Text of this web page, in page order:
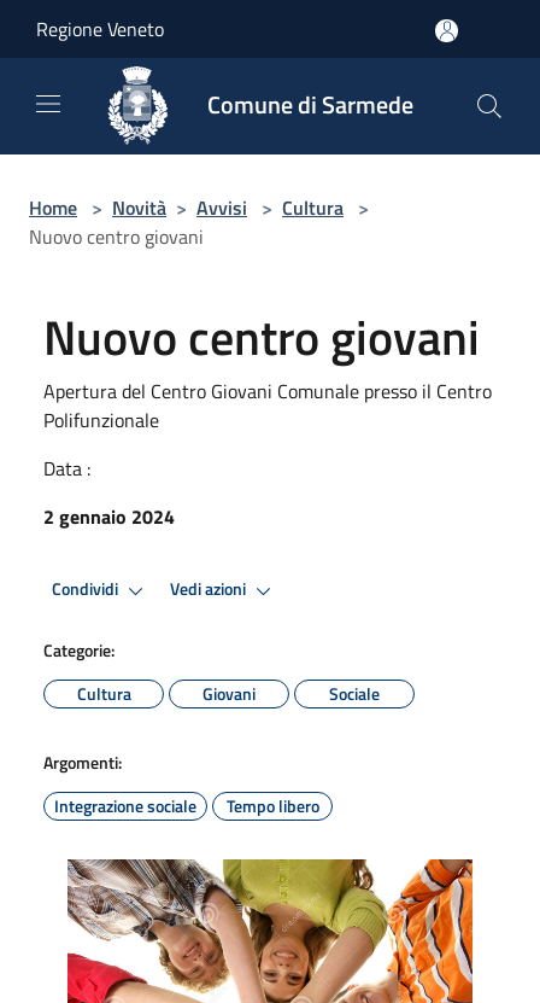
Regione Veneto
Comune di Sarmede
Home > Novità > Avvisi > Cultura >
Nuovo centro giovani
Nuovo centro giovani
Apertura del Centro Giovani Comunale presso il Centro
Polifunzionale
Data :
2 gennaio 2024
Condividi Vedi azioni
Categorie:
Cultura
Giovani Sociale
Argomenti:
Integrazione sociale
Tempo libero